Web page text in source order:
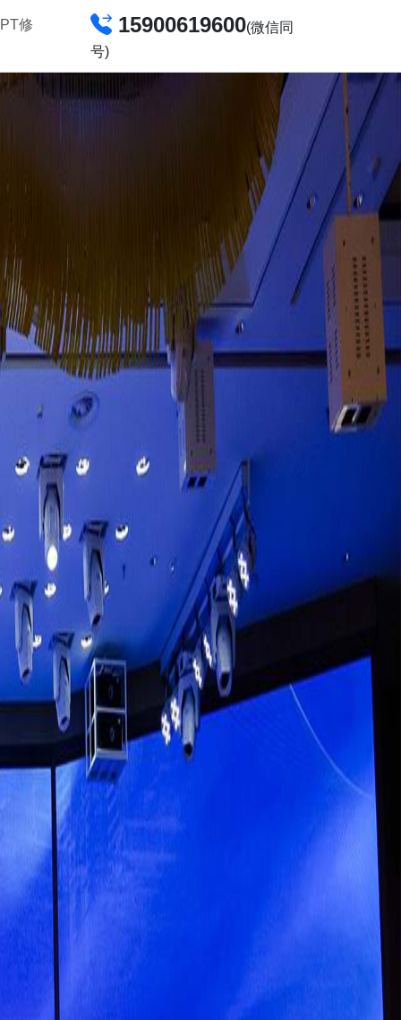
修 15900619600(微信同
号)